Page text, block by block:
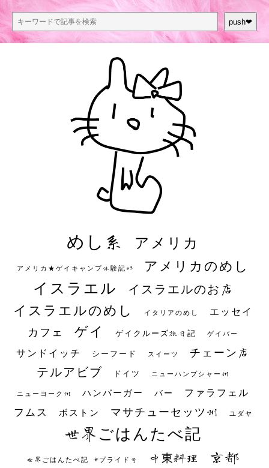
push❤︎
めし系 アメリカ
アメリカ★ゲイキャンプ体験記S3 アメリカのめし
イスラエル イスラエルのお店
イスラエルのめし イタリアのめし エッセイ
カフェ ゲイ ゲイクルーズ旅日記 ゲイバー
サンドイッチ シーフード スイーツ チェーン店
テルアビブ ドイツ ニューハンプシャー州
ニューヨーク州 ハンバーガー バー ファラフェル
フムス ボストン マサチューセッツ州 ユダヤ
世界ごはんたべ記
世界ごはんたべ記 #プライド号 中東料理 京都